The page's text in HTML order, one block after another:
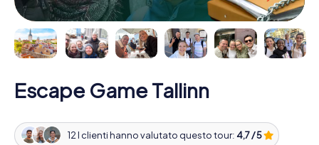
Escape Game Tallinn
12 I clienti hanno valutato questo tour: 4,7 / 5